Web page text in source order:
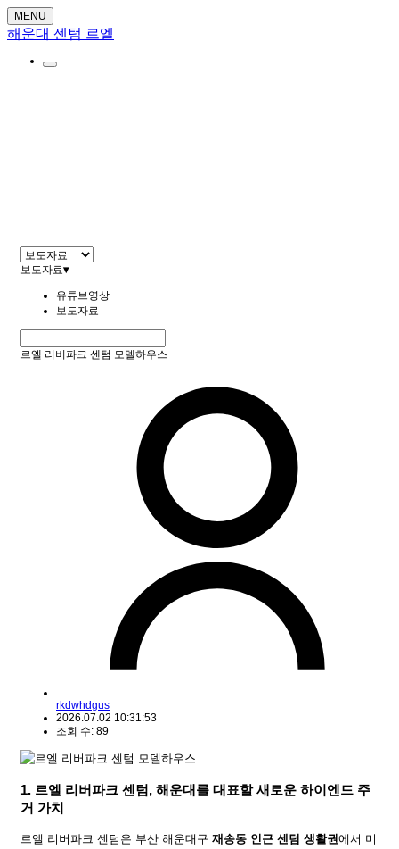
MENU
해운대 센텀 르엘
보도자료▾
유튜브영상
보도자료
르엘 리버파크 센텀 모델하우스
rkdwhdgus
2026.07.02 10:31:53
조회 수: 89
1. 르엘 리버파크 센텀, 해운대를 대표할 새로운 하이엔드 주
거 가치
르엘 리버파크 센텀은 부산 해운대구 재송동 인근 센텀 생활권에서 미